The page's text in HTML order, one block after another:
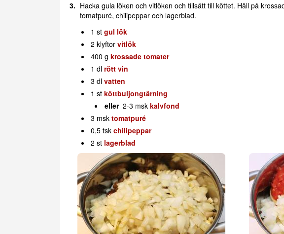
Hacka gula löken och vitlöken och tillsätt till köttet. Häll på
tomatpuré, chilipeppar och lagerblad.
1 stgul lök
2 klyftorvitlök
400 gkrossade tomater
1 dlrött vin
3 dlvatten
1 stköttbuljongtärning
eller2-3 mskkalvfond
3 msktomatpuré
0,5 tskchilipeppar
2 st lagerblad